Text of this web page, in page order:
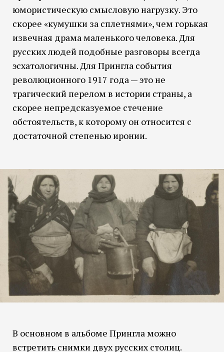
юмористическую смысловую нагрузку. Это
скорее «кумушки за сплетнями», чем горькая
извечная драма маленького человека. Для
русских людей подобные разговоры всегда
эсхатологичны. Для Прингла события
революционного 1917 года — это не
трагический перелом в истории страны, а
скорее непредсказуемое стечение
обстоятельств, к которому он относится с
достаточной степенью иронии.
В основном в альбоме Прингла можно
встретить снимки двух русских столиц.